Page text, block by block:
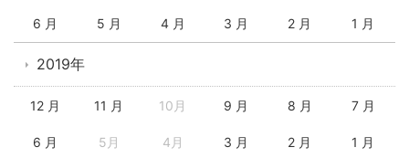
6 月 5 月 4 月 3 月 2 月 1 月
2019年
12 月 11 月 10月 9 月 8 月 7 月
6 月 5月 4月 3 月 2 月 1 月